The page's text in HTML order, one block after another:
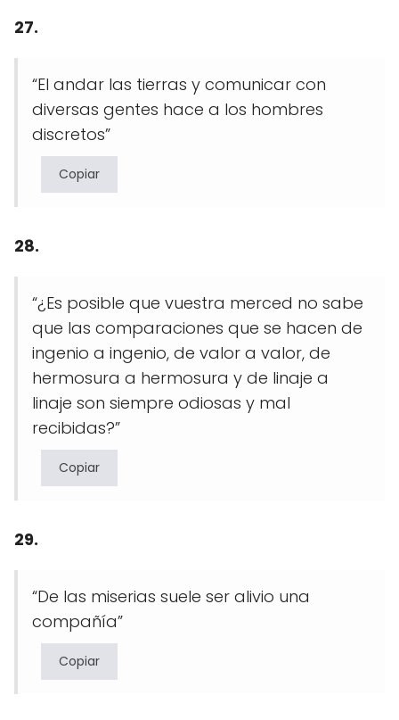
27.
“El andar las tierras y comunicar con
diversas gentes hace a los hombres
discretos”
Copiar
28.
“¿Es posible que vuestra merced no sabe
que las comparaciones que se hacen de
ingenio a ingenio, de valor a valor, de
hermosura a hermosura y de linaje a
linaje son siempre odiosas y mal
recibidas?”
Copiar
29.
“De las miserias suele ser alivio una
compañía”
Copiar